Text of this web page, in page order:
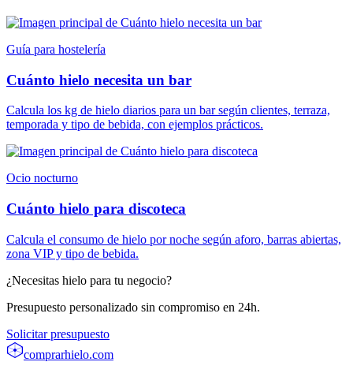
Guía para hostelería
Cuánto hielo necesita un bar
Calcula los kg de hielo diarios para un bar según clientes, terraza,
temporada y tipo de bebida, con ejemplos prácticos.
Ocio nocturno
Cuánto hielo para discoteca
Calcula el consumo de hielo por noche según aforo, barras abiertas,
zona VIP y tipo de bebida.
¿Necesitas hielo para tu negocio?
Presupuesto personalizado sin compromiso en 24h.
Solicitar presupuesto
comprarhielo.com